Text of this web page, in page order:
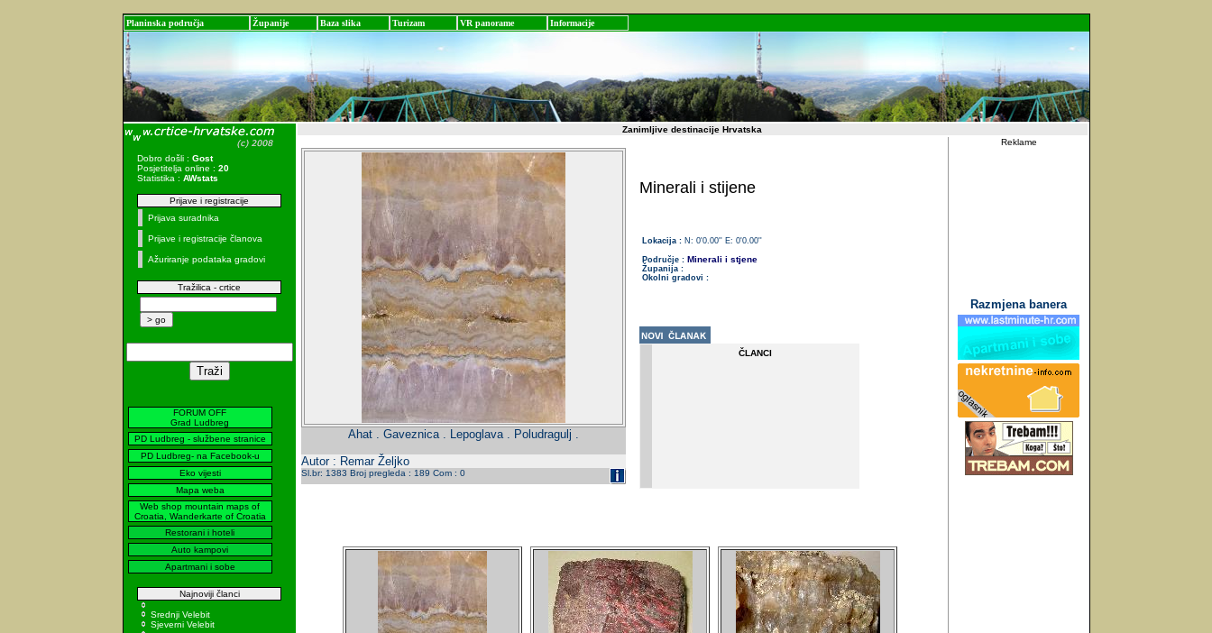
Planinska područja Županije Baza slika Turizam VR panorame Informacije
Dobro došli : Gost
Posjetitelja online : 20
Statistika : AWstats
Prijave i registracije
Prijava suradnika
Prijave i registracije članova
Ažuriranje podataka gradovi
Tražilica - crtice
FORUM OFF
Grad Ludbreg
PD Ludbreg - službene stranice
PD Ludbreg- na Facebook-u
Eko vijesti
Mapa weba
Web shop mountain maps of
Croatia, Wanderkarte of Croatia
Restorani i hoteli
Auto kampovi
Apartmani i sobe
Najnoviji članci
Srednji Velebit
Sjeverni Velebit
Zanimljive destinacije Hrvatska
Ahat . Gaveznica . Lepoglava . Poludragulj .
Autor : Remar Željko
Sl.br: 1383 Broj pregleda : 189 Com : 0
Minerali i stijene
Lokacija : N: 0'0.00'' E: 0'0.00''
Područje : Minerali i stjene
Županija :
Okolni gradovi :
ČLANCI
Reklame
Razmjena banera